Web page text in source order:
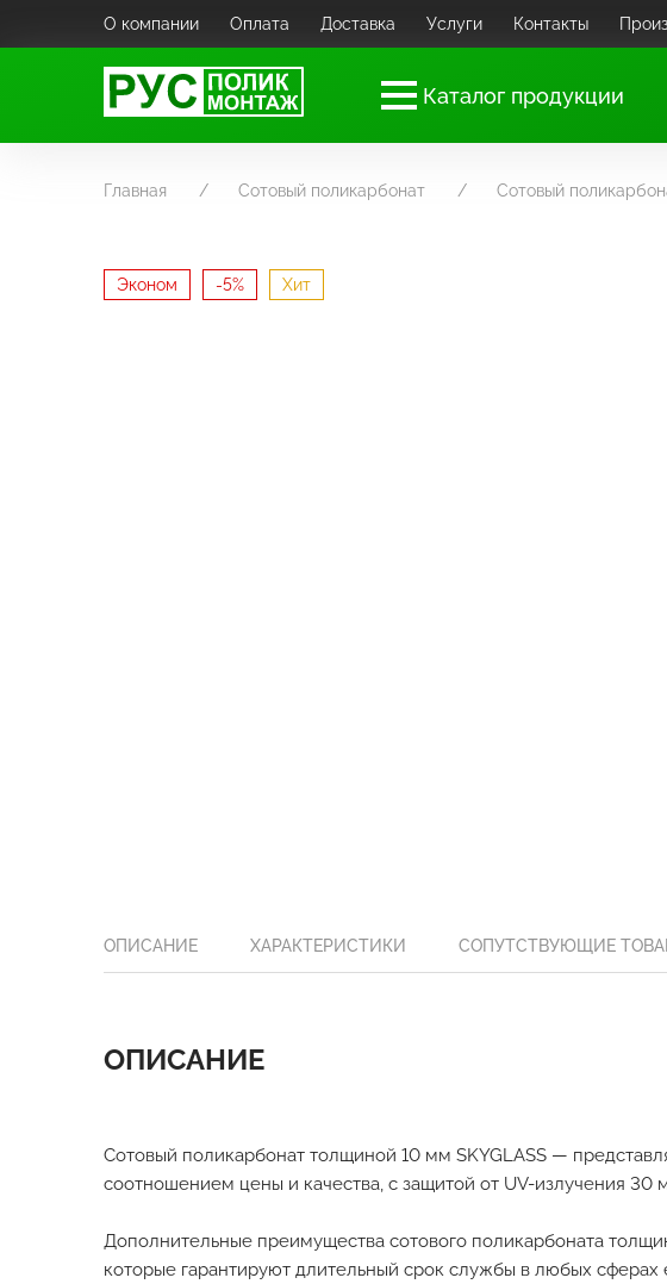
О компании Оплата Доставка Услуги Контакты
Каталог продукции
Главная Сотовый поликарбонат Сотовый
Эконом -5% Хит
ОПИСАНИЕ ХАРАКТЕРИСТИКИ СОПУТСТВУЮЩИЕ
ОПИСАНИЕ
Сотовый поликарбонат толщиной 10 мм SKYGLASS —
соотношением цены и качества, с защитой от UV-излучения 30
Дополнительные преимущества сотового поликарбоната
которые гарантируют длительный срок службы в любых сферах